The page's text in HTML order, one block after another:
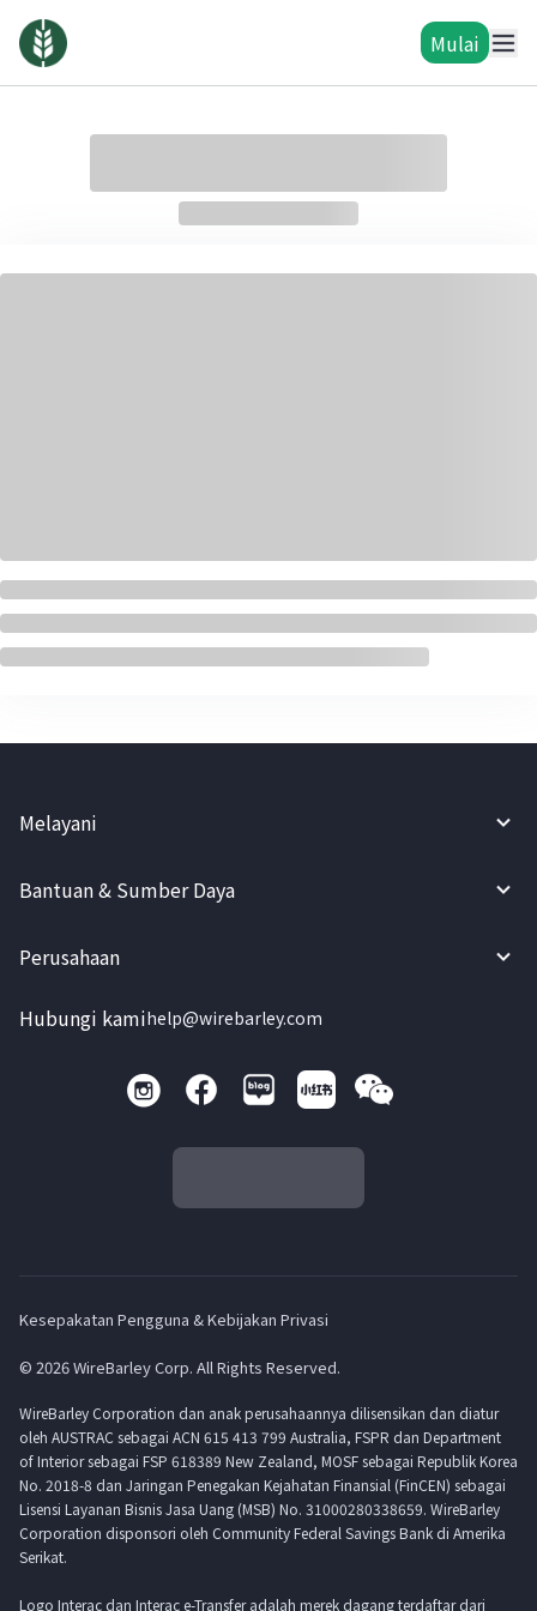
Mulai
Melayani
Bantuan & Sumber Daya
Perusahaan
Hubungi kamihelp@wirebarley.com
Kesepakatan Pengguna & Kebijakan Privasi
© 2026 WireBarley Corp. All Rights Reserved.
WireBarley Corporation dan anak perusahaannya dilisensikan dan diatur
oleh AUSTRAC sebagai ACN 615 413 799 Australia, FSPR dan Department
of Interior sebagai FSP 618389 New Zealand, MOSF sebagai Republik Korea
No. 2018-8 dan Jaringan Penegakan Kejahatan Finansial (FinCEN) sebagai
Lisensi Layanan Bisnis Jasa Uang (MSB) No. 31000280338659. WireBarley
Corporation disponsori oleh Community Federal Savings Bank di Amerika
Serikat.
Logo Interac dan Interac e-Transfer adalah merek dagang terdaftar dari